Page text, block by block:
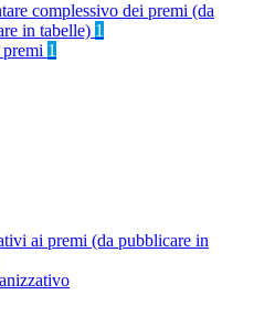
complessivo dei premi (da
in tabelle) 1
1
ai premi (da pubblicare in